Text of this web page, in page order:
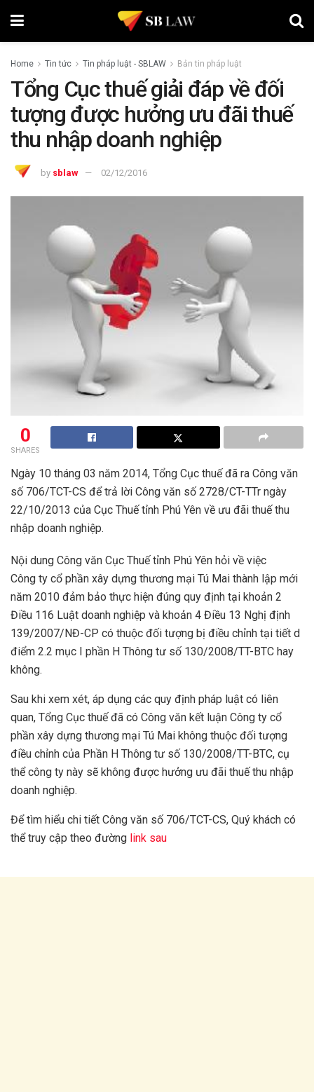
Home Tin tức Tin pháp luật - SBLAW Bản tin pháp luật
Tổng Cục thuế giải đáp về đối
tượng được hưởng ưu đãi thuế
thu nhập doanh nghiệp
by sblaw 02/12/2016
0
SHARES
Ngày 10 tháng 03 năm 2014, Tổng Cục thuế đã ra Công văn
số 706/TCT-CS để trả lời Công văn số 2728/CT-TTr ngày
22/10/2013 của Cục Thuế tỉnh Phú Yên về ưu đãi thuế thu
nhập doanh nghiệp.
Nội dung Công văn Cục Thuế tỉnh Phú Yên hỏi về việc
Công ty cổ phần xây dựng thương mại Tú Mai thành lập mới
năm 2010 đảm bảo thực hiện đúng quy định tại khoản 2
Điều 116 Luật doanh nghiệp và khoản 4 Điều 13 Nghị định
139/2007/NĐ-CP có thuộc đối tượng bị điều chỉnh tại tiết d
điểm 2.2 mục I phần H Thông tư số 130/2008/TT-BTC hay
không.
Sau khi xem xét, áp dụng các quy định pháp luật có liên
quan, Tổng Cục thuế đã có Công văn kết luận Công ty cổ
phần xây dựng thương mại Tú Mai không thuộc đối tượng
điều chỉnh của Phần H Thông tư số 130/2008/TT-BTC, cụ
thể công ty này sẽ không được hưởng ưu đãi thuế thu nhập
doanh nghiệp.
Để tìm hiểu chi tiết Công văn số 706/TCT-CS, Quý khách có
thể truy cập theo đường link sau